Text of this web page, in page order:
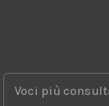
Voci più